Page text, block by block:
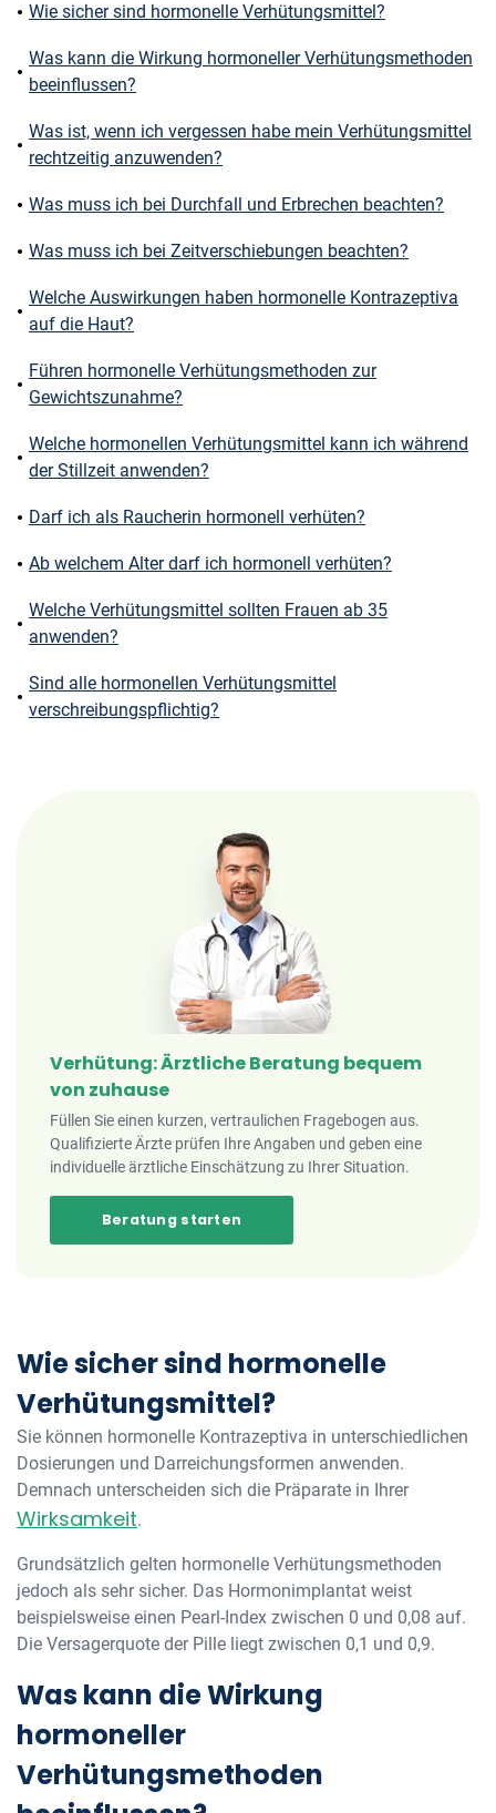
Wie sicher sind hormonelle Verhütungsmittel?
Was kann die Wirkung hormoneller Verhütungsmethoden
beeinflussen?
Was ist, wenn ich vergessen habe mein Verhütungsmittel
rechtzeitig anzuwenden?
Was muss ich bei Durchfall und Erbrechen beachten?
Was muss ich bei Zeitverschiebungen beachten?
Welche Auswirkungen haben hormonelle Kontrazeptiva
auf die Haut?
Führen hormonelle Verhütungsmethoden zur
Gewichtszunahme?
Welche hormonellen Verhütungsmittel kann ich während
der Stillzeit anwenden?
Darf ich als Raucherin hormonell verhüten?
Ab welchem Alter darf ich hormonell verhüten?
Welche Verhütungsmittel sollten Frauen ab 35
anwenden?
Sind alle hormonellen Verhütungsmittel
verschreibungspflichtig?
Verhütung: Ärztliche Beratung bequem
von zuhause
Füllen Sie einen kurzen, vertraulichen Fragebogen aus.
Qualifizierte Ärzte prüfen Ihre Angaben und geben eine
individuelle ärztliche Einschätzung zu Ihrer Situation.
Beratung starten
Wie sicher sind hormonelle
Verhütungsmittel?
Sie können hormonelle Kontrazeptiva in unterschiedlichen
Dosierungen und Darreichungsformen anwenden.
Demnach unterscheiden sich die Präparate in Ihrer
Wirksamkeit.
Grundsätzlich gelten hormonelle Verhütungsmethoden
jedoch als sehr sicher. Das Hormonimplantat weist
beispielsweise einen Pearl-Index zwischen 0 und 0,08 auf.
Die Versagerquote der Pille liegt zwischen 0,1 und 0,9.
Was kann die Wirkung
hormoneller
Verhütungsmethoden